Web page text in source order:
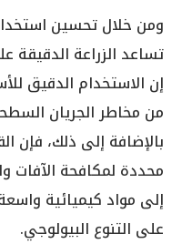
ومن خلال تحسين
تساعد الزراعة الدقيقة
إن الاستخدام الدقيق
من مخاطر الجريان
بالإضافة إلى ذلك،
محددة لمكافحة الآفات
إلى مواد كيميائية
على التنوع البيولوجي.